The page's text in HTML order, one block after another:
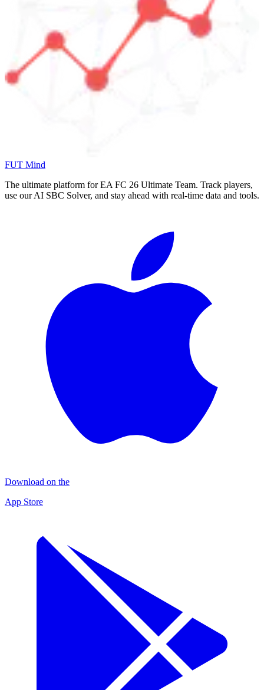
FUT Mind
The ultimate platform for EA FC 26 Ultimate Team. Track players,
use our AI SBC Solver, and stay ahead with real-time data and tools.
Download on the
App Store